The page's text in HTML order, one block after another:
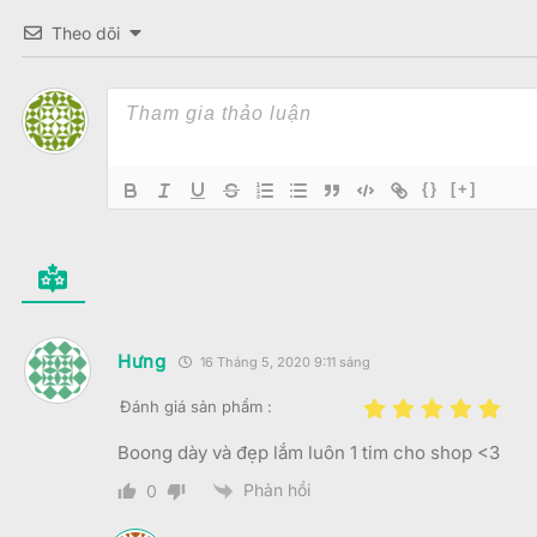
Theo dõi
{} [+]
Hưng 16 Tháng 5, 2020 9:11 sáng
Đánh giá sản phẩm :
Boong dày và đẹp lắm luôn 1 tim cho shop <3
0 Phản hồi